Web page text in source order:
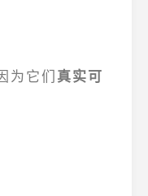
为它们 真实可